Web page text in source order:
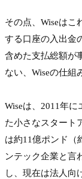
その点、Wiseはこ
する口座の入出金
含めた支払総額が
ない、Wiseの仕組
Wiseは、2011年
た小さなスタート
は約11億ポンド（
ンテック企業と言
し、現在は法人向